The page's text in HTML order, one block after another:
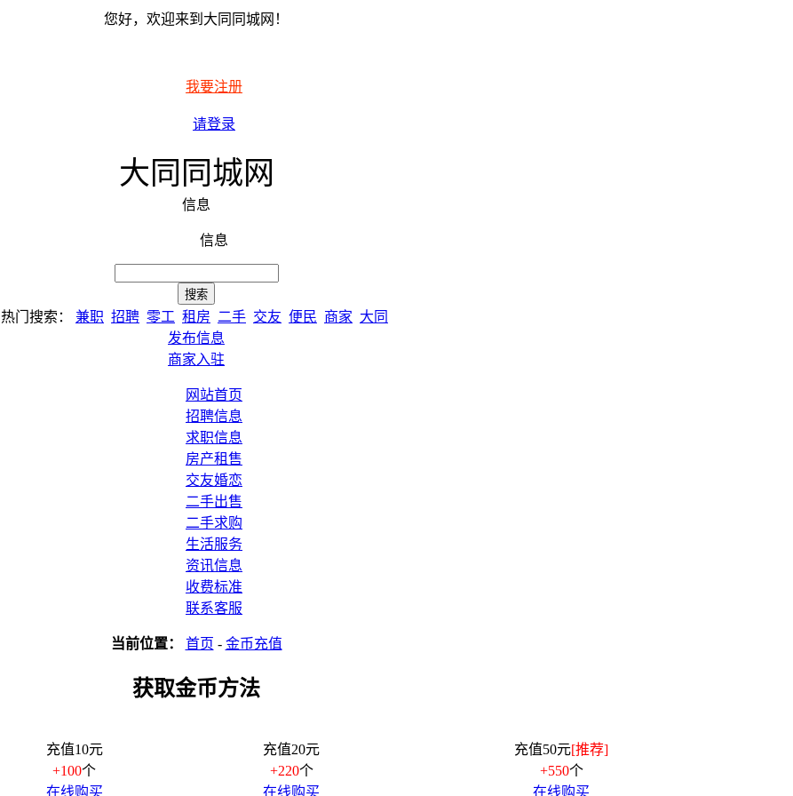
您好，欢迎来到大同同城网！
我要注册
请登录
大同同城网
信息
信息
热门搜索： 兼职 招聘 零工 租房 二手 交友 便民 商家 大同
发布信息
商家入驻
网站首页
招聘信息
求职信息
房产租售
交友婚恋
二手出售
二手求购
生活服务
资讯信息
收费标准
联系客服
当前位置： 首页 - 金币充值
获取金币方法
充值10元
+100个
在线购买
充值20元
+220个
在线购买
充值50元[推荐]
+550个
在线购买